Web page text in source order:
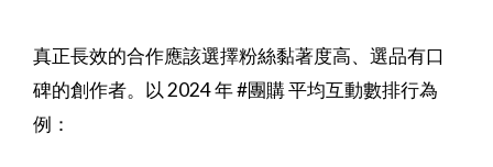
真正長效的合作應該選擇粉絲黏著度高、選品有口
碑的創作者。以 2024 年 #團購 平均互動數排行為
例：